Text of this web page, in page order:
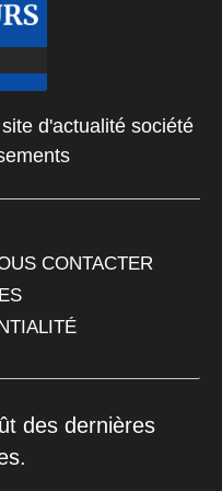
d'actualité société
CONTACTER
des dernières